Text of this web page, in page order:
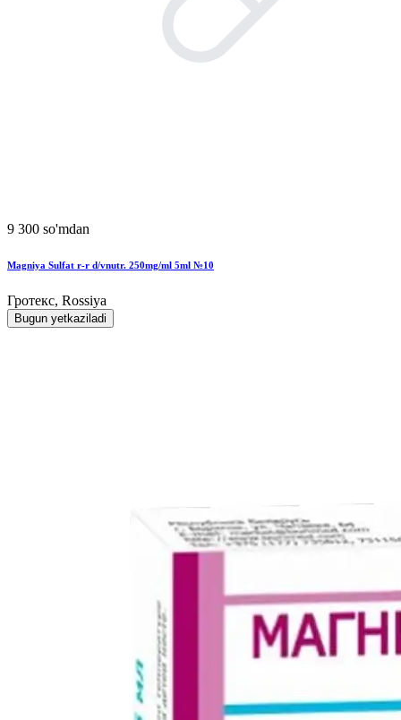
9 300 so'mdan
Magniya Sulfat r-r d/vnutr. 250mg/ml 5ml №10
Гротекс, Rossiya
Bugun yetkaziladi